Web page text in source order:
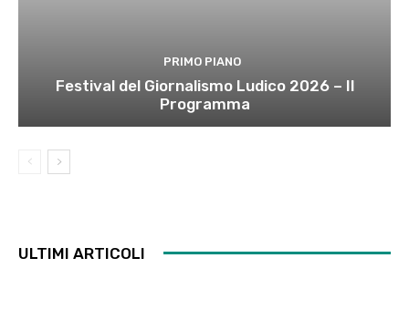
PRIMO PIANO
Festival del Giornalismo Ludico 2026 – Il
Programma
ULTIMI ARTICOLI